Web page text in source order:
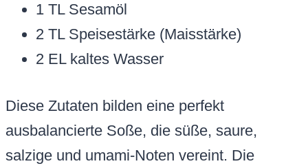
1 TL Sesamöl
2 TL Speisestärke (Maisstärke)
2 EL kaltes Wasser
Diese Zutaten bilden eine perfekt
ausbalancierte Soße, die süße, saure,
salzige und umami-Noten vereint. Die